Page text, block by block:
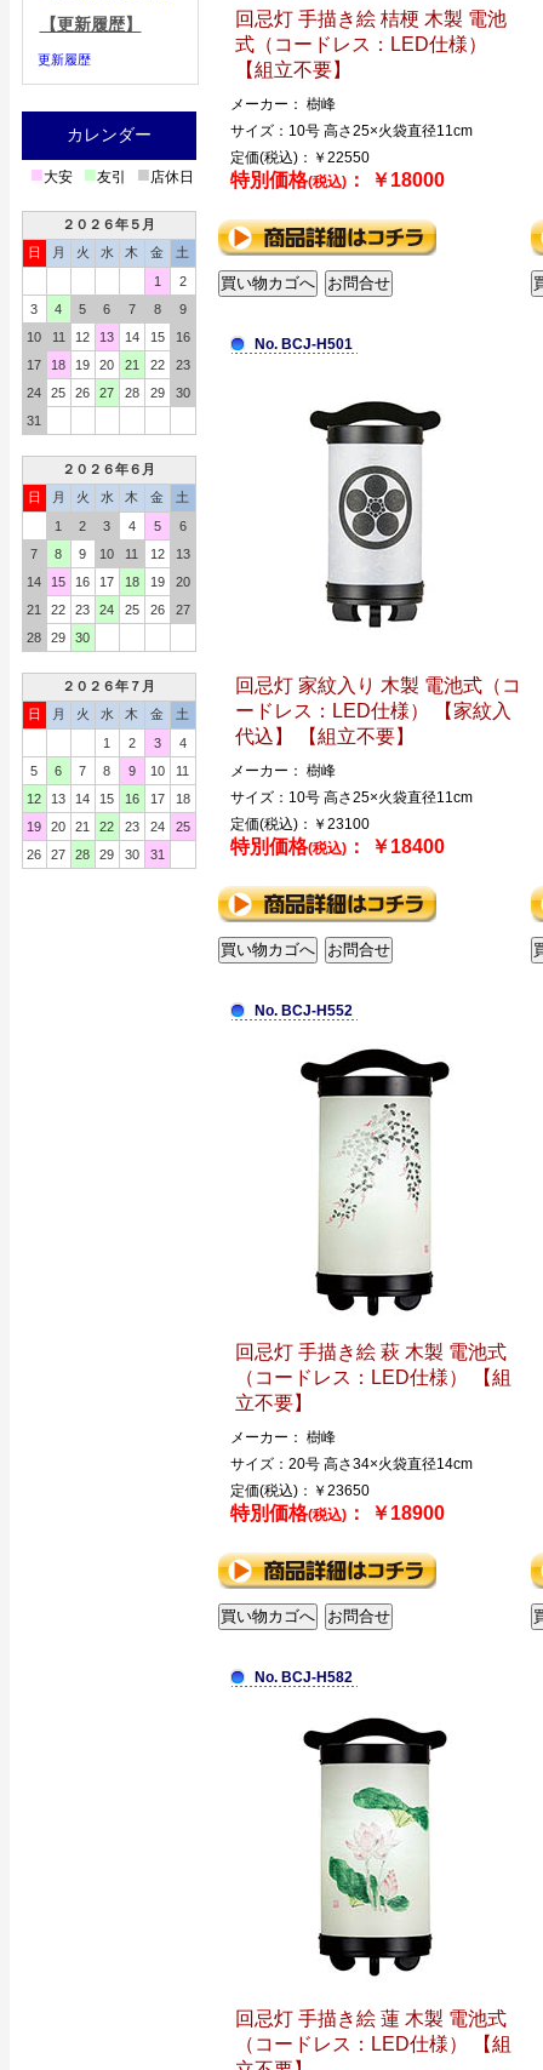
【更新履歴】
更新履歴
カレンダー
■大安 ■友引 ■店休日
２０２６年５月
日
月 火 水 木 金
土
1
2
3
4 5 6 7 8
9
10
11 12 13 14 15
16
17
18 19 20 21 22
23
24
25 26 27 28 29
30
31
２０２６年６月
日
月 火 水 木 金
土
1
2 3 4 5
6
7
8 9 10 11 12
13
14
15 16 17 18 19
20
21
22 23 24 25 26
27
28
29 30
２０２６年７月
日
月 火 水 木 金
土
1
2 3
4
5
6 7 8 9 10
11
12
13 14 15 16 17
18
19
20 21 22 23 24
25
26
27 28 29 30 31
回忌灯 手描き絵 桔梗 木製 電池
式（コードレス：LED仕様）
【組立不要】
メーカー： 樹峰
サイズ：10号 高さ25×火袋直径11cm
定価(税込)：￥22550
特別価格(税込)： ￥18000
No. BCJ-H501
回忌灯 家紋入り 木製 電池式（コ
ードレス：LED仕様） 【家紋入
代込】 【組立不要】
メーカー： 樹峰
サイズ：10号 高さ25×火袋直径11cm
定価(税込)：￥23100
特別価格(税込)： ￥18400
No. BCJ-H552
回忌灯 手描き絵 萩 木製 電池式
（コードレス：LED仕様） 【組
立不要】
メーカー： 樹峰
サイズ：20号 高さ34×火袋直径14cm
定価(税込)：￥23650
特別価格(税込)： ￥18900
No. BCJ-H582
回忌灯 手描き絵 蓮 木製 電池式
（コードレス：LED仕様） 【組